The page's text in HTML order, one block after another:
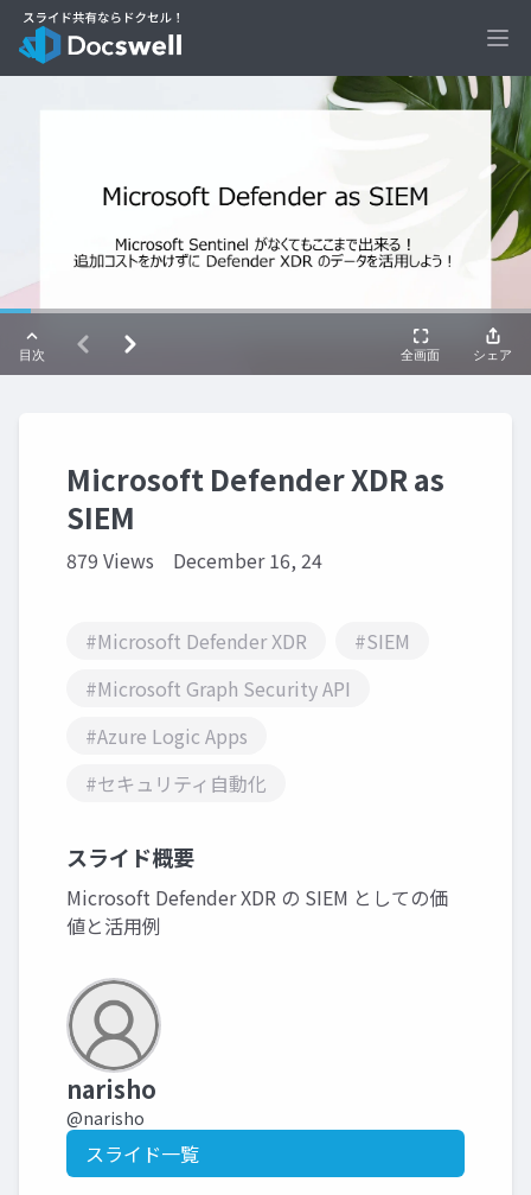
Microsoft Defender XDR as
SIEM
879 Views December 16, 24
#Microsoft Defender XDR
#SIEM
#Microsoft Graph Security API
#Azure Logic Apps
#セキュリティ自動化
スライド概要
Microsoft Defender XDR の SIEM としての価
値と活用例
narisho
@narisho
スライド一覧